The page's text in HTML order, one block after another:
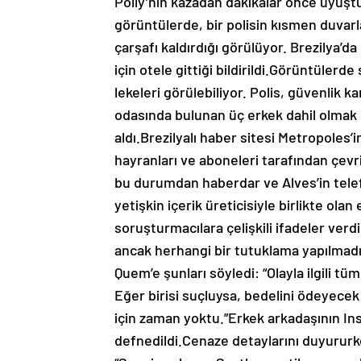
görüntülerde, bir polisin kısmen
çarşafı kaldırdığı görülüyor.
için otele gittiği bildirildi.Görüntülerde
lekeleri görülebiliyor. Polis, güvenlik
odasında bulunan üç erkek dahil
aldı.Brezilyalı haber sitesi
hayranları ve aboneleri tarafından
bu durumdan haberdar ve Alves’in
yetişkin içerik üreticisiyle birlikte olan
soruşturmacılara çelişkili ifadeler
ancak herhangi bir tutuklama
Quem’e şunları söyledi: “Olayla ilgili
Eğer birisi suçluysa, bedelini
için zaman yoktu.”Erkek arkadaşının
defnedildi.Cenaze detaylarını